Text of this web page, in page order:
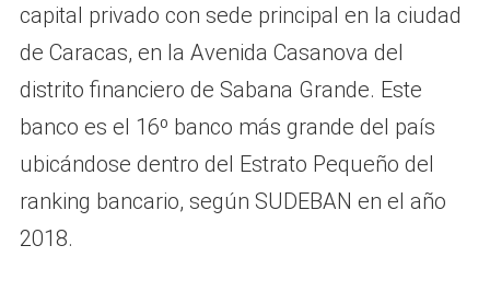
capital privado con sede principal en la ciudad
de Caracas, en la Avenida Casanova del
distrito financiero de Sabana Grande.​ Este
banco es el 16º banco más grande del país
ubicándose dentro del Estrato Pequeño del
ranking bancario, según SUDEBAN en el año
2018​.